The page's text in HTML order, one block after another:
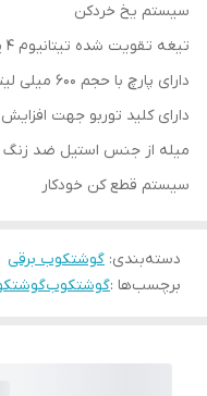
سیستم یخ خردکن
تیغه تقویت شده تیتانیوم 4 پره
دارای پارچ با حجم 600 میلی لیتری
دارای کلید توربو جهت
میله از جنس استیل ضد زنگ
سیستم قطع کن خودکار
دسته‌بندی: گوشتکوب برقی
برچسب‌ها :گوشتکوب